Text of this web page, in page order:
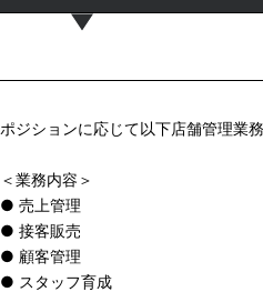
ポジションに応じて以下店舗管理業
＜業務内容＞
● 売上管理
● 接客販売
● 顧客管理
● スタッフ育成